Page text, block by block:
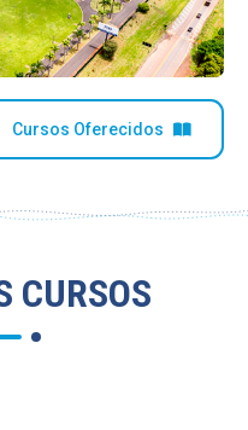
Cursos Oferecidos
CURSOS